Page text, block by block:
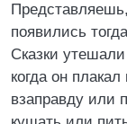
появились
Сказки
когда он
взаправду или